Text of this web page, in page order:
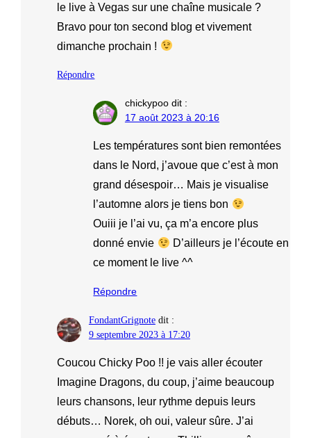
le live à Vegas sur une chaîne musicale ?
Bravo pour ton second blog et vivement
dimanche prochain !
Répondre
chickypoo dit :
17 août 2023 à 20:16
Les températures sont bien remontées
dans le Nord, j’avoue que c’est à mon
grand désespoir… Mais je visualise
l’automne alors je tiens bon
Ouiii je l’ai vu, ça m’a encore plus
donné envie
D’ailleurs je l’écoute en
ce moment le live ^^
Répondre
FondantGrignote dit :
9 septembre 2023 à 17:20
Coucou Chicky Poo !! je vais aller écouter
Imagine Dragons, du coup, j’aime beaucoup
leurs chansons, leur rythme depuis leurs
débuts… Norek, oh oui, valeur sûre. J’ai